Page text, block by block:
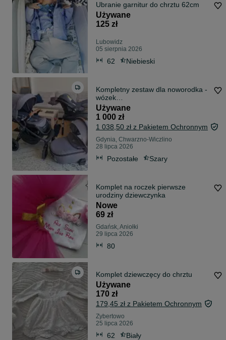
Ubranie garnitur do chrztu 62cm
Używane
125 zł
Lubowidz
05 sierpnia 2026
62 Niebieski
Kompletny zestaw dla noworodka -
wózek
gondola,spacerówka,nosidełko z
bazą na isofix. Muuvo i Maxi-cosi.
Używane
1 000 zł
1 038,50 zł z Pakietem Ochronnym
Gdynia, Chwarzno-Wiczlino
28 lipca 2026
Pozostałe Szary
Komplet na roczek pierwsze
urodziny dziewczynka
Nowe
69 zł
Gdańsk, Aniołki
29 lipca 2026
80
Komplet dziewczęcy do chrztu
Używane
170 zł
179,45 zł z Pakietem Ochronnym
Zybertowo
25 lipca 2026
62 Biały